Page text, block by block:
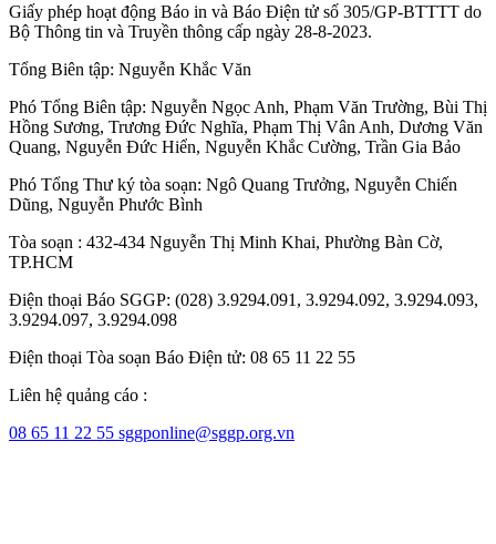
Giấy phép hoạt động Báo in và Báo Điện tử số 305/GP-BTTTT do
Bộ Thông tin và Truyền thông cấp ngày 28-8-2023.
Tổng Biên tập: Nguyễn Khắc Văn
Phó Tổng Biên tập: Nguyễn Ngọc Anh, Phạm Văn Trường, Bùi Thị
Hồng Sương, Trương Đức Nghĩa, Phạm Thị Vân Anh, Dương Văn
Quang, Nguyễn Đức Hiển, Nguyễn Khắc Cường, Trần Gia Bảo
Phó Tổng Thư ký tòa soạn: Ngô Quang Trưởng, Nguyễn Chiến
Dũng, Nguyễn Phước Bình
Tòa soạn : 432-434 Nguyễn Thị Minh Khai, Phường Bàn Cờ,
TP.HCM
Điện thoại Báo SGGP: (028) 3.9294.091, 3.9294.092, 3.9294.093,
3.9294.097, 3.9294.098
Điện thoại Tòa soạn Báo Điện tử: 08 65 11 22 55
Liên hệ quảng cáo :
08 65 11 22 55 sggponline@sggp.org.vn